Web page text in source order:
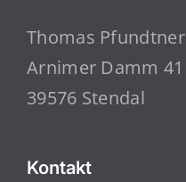
Thomas Pfundtner
Arnimer Damm 41
39576 Stendal
Kontakt